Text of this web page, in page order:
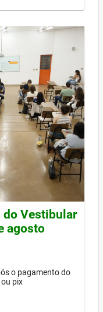
Vestibular
agosto
o pagamento do
pix